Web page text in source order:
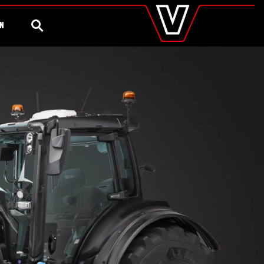
valtra.es
Denmark
Estonia
Finland
France
Germany
Hungary
Italy
Latvia
Lithuania
The Netherlands
Norway
Poland
Portugal
BÚSQUEDA